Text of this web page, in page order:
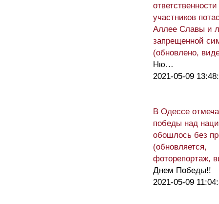
ответственности
участников
Аллее Славы и
запрещенной
(обновлено,
Ню…
2021-05-09
В Одессе
победы над
обошлось без
(обновляется,
фоторепортаж,
Днем Победы!!
2021-05-09